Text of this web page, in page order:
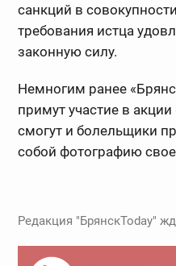
санкций в
требования истца
законную силу.
Немногим ранее
примут участие в
смогут и болельщики
собой фотографию
Редакция "БрянскToday"